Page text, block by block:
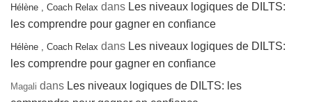
Hélène , Coach Relax dans Les niveaux logiques de DILTS:
les comprendre pour gagner en confiance
Hélène , Coach Relax dans Les niveaux logiques de DILTS:
les comprendre pour gagner en confiance
Magali dans Les niveaux logiques de DILTS: les